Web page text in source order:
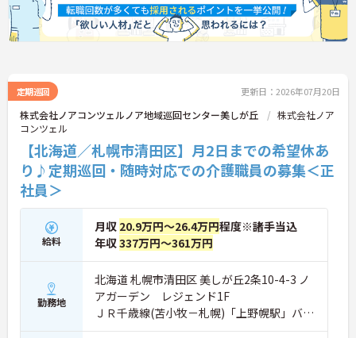
定期巡回 更新日：2026年07月20日
株式会社ノアコンツェルノア地域巡回センター美しが丘
株式会社ノア
コンツェル
【北海道／札幌市清田区】月2日までの希望休あ
り♪定期巡回・随時対応での介護職員の募集＜正
社員＞
給料
月収 20.9万円～26.4万円程度※諸手当込
年収337万円～361万円
勤務地
北海道 札幌市清田区 美しが丘2条10-4-3 ノ
アガーデン レジェンド1F
ＪＲ千歳線(苫小牧－札幌)「上野幌駅」バ
ス・車12分